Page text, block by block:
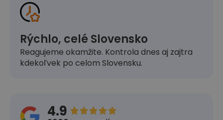
Rýchlo, celé Slovensko
Reagujeme okamžite. Kontrola dnes aj zajtra
kdekoľvek po celom Slovensku.
4.9 